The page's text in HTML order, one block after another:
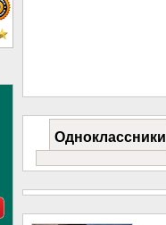
Одноклассники